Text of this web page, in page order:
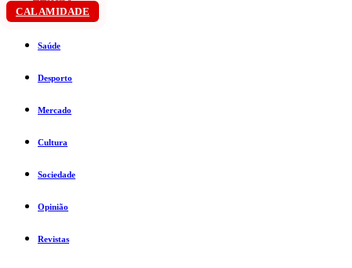
CALAMIDADE
Saúde
Desporto
Mercado
Cultura
Sociedade
Opinião
Revistas